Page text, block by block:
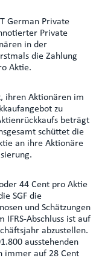
German Private
Private
in der
die Zahlung
Aktie.
ihren Aktionären im
zu
beträgt
schüttet die
an ihre Aktionäre
44 Cent pro Aktie
SGF die
und Schätzungen
IFRS-Abschluss ist auf
abzustellen.
ausstehenden
immer auf 28 Cent